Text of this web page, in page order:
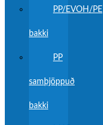
PP/EVOH/PE
bakki
PP
samþjöppuð
bakki